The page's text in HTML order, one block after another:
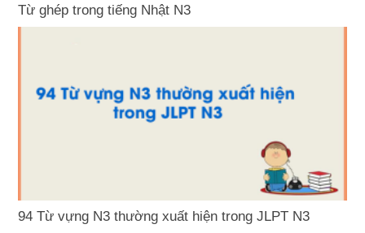
Từ ghép trong tiếng Nhật N3
94 Từ vựng N3 thường xuất hiện trong JLPT N3